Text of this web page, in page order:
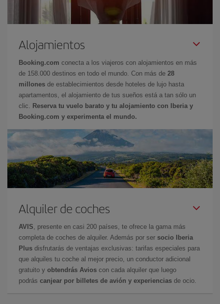
Alojamientos
Booking.com conecta a los viajeros con alojamientos en más
de 158.000 destinos en todo el mundo. Con más de 28
millones de establecimientos desde hoteles de lujo hasta
apartamentos, el alojamiento de tus sueños está a tan sólo un
clic.
Reserva tu vuelo barato y tu alojamiento con Iberia y
Booking.com y experimenta el mundo.
Alquiler de coches
AVIS , presente en casi 200 países, te ofrece la gama más
completa de coches de alquiler. Además por ser socio Iberia
Plus disfrutarás de ventajas exclusivas: tarifas especiales para
que alquiles tu coche al mejor precio, un conductor adicional
gratuito y obtendrás Avios con cada alquiler que luego
podrás canjear por billetes de avión y experiencias de ocio.